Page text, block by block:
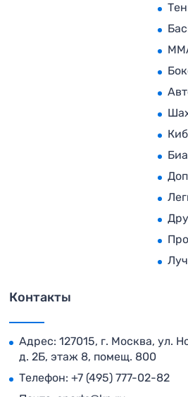
Контакты
Адрес: 127015, г. Москва, ул.
д. 2Б, этаж 8, помещ. 800
Телефон: +7 (495) 777-02-82